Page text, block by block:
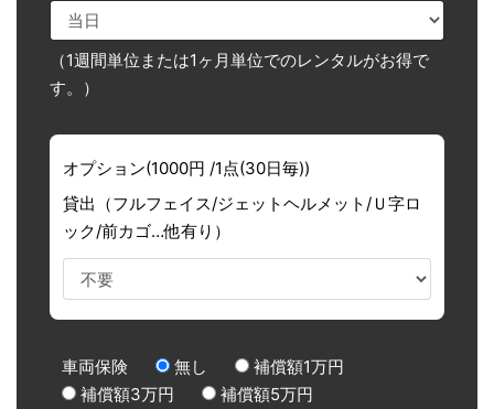
（1週間単位または1ヶ月単位でのレンタルがお得で
す。）
オプション(1000円 /1点(30日毎))
貸出（フルフェイス/ジェットヘルメット/Ｕ字ロ
ック/前カゴ…他有り）
車両保険 無し
補償額1万円
補償額3万円
補償額5万円